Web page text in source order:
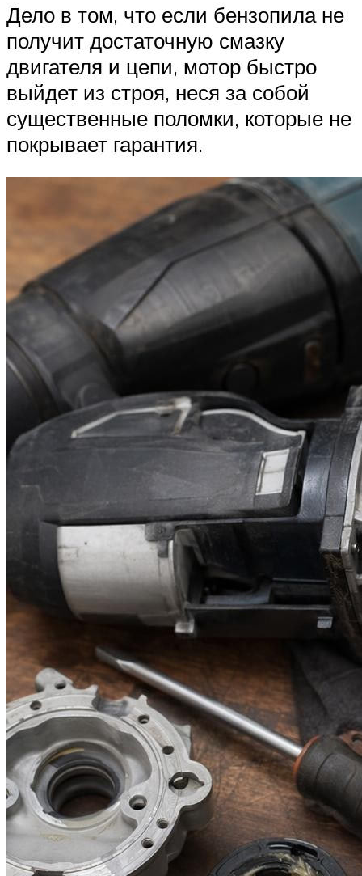
Дело в том, что если бензопила не
получит достаточную смазку
двигателя и цепи, мотор быстро
выйдет из строя, неся за собой
существенные поломки, которые не
покрывает гарантия.